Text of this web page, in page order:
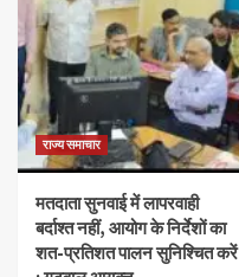
राज्य समाचार
मतदाता सुनवाई में लापरवाही
बर्दाश्त नहीं, आयोग के निर्देशों का
शत-प्रतिशत पालन सुनिश्चित करें